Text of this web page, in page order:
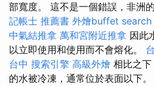
部寬度。 這不是一個錯誤，非洲
記帳士 推薦書 外燴buffet
中氣結推拿 萬和宮附近推拿 因此
以立即使用和使用而不會熔化。
台中 搜索引擎 高級外燴 相比之
的水被冷凍，通常位於表面以下。